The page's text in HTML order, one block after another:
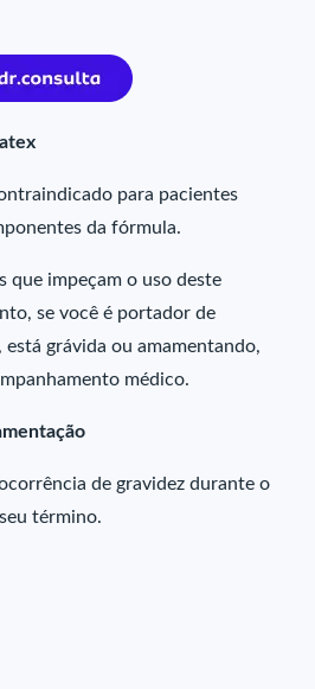
para pacientes
da fórmula.
que impeçam o uso deste
se você é portador de
grávida ou amamentando,
médico.
de gravidez durante o
término.